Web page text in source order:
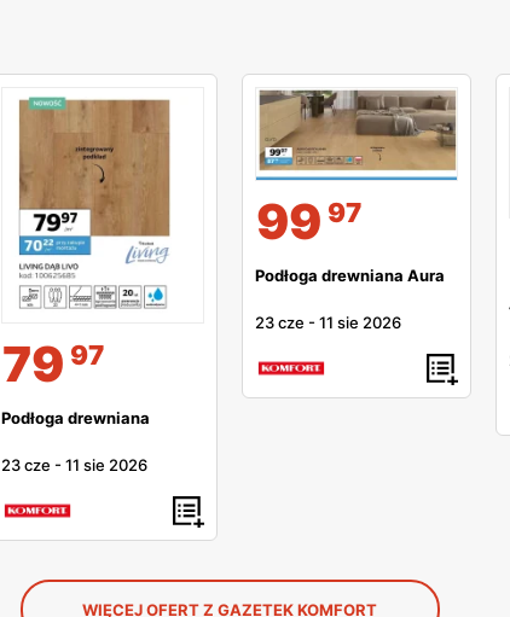
79 97
Podłoga drewniana
23 cze -11 sie 2026
99 97
Podłoga drewniana Aura
23 cze -11 sie 2026
WIĘCEJ OFERT Z GAZETEK KOMFORT